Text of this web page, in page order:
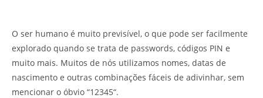
O ser humano é muito previsível, o que pode ser facilmente
explorado quando se trata de passwords, códigos PIN e
muito mais. Muitos de nós utilizamos nomes, datas de
nascimento e outras combinações fáceis de adivinhar, sem
mencionar o óbvio “12345“.